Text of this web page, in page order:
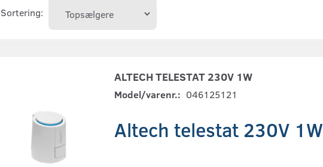
Sortering:
ALTECH TELESTAT 230V 1W
Model/varenr.: 046125121
Altech telestat 230V 1W